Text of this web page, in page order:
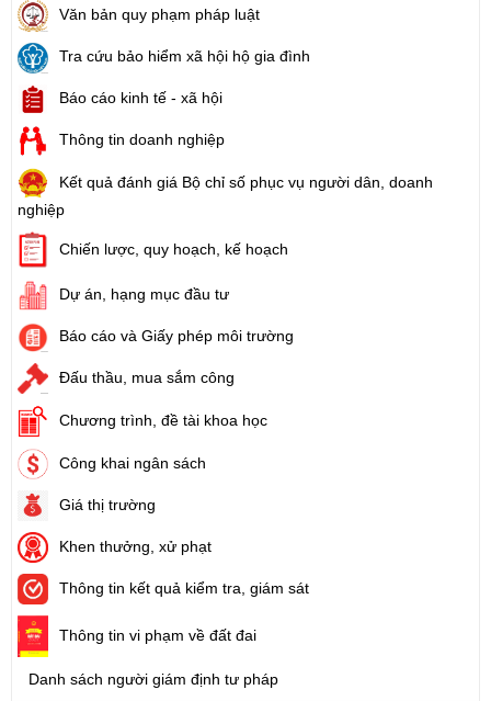
Văn bản quy phạm pháp luật
Tra cứu bảo hiểm xã hội hộ gia đình
Báo cáo kinh tế - xã hội
Thông tin doanh nghiệp
Kết quả đánh giá Bộ chỉ số phục vụ người dân, doanh
nghiệp
Chiến lược, quy hoạch, kế hoạch
Dự án, hạng mục đầu tư
Báo cáo và Giấy phép môi trường
Đấu thầu, mua sắm công
Chương trình, đề tài khoa học
Công khai ngân sách
Giá thị trường
Khen thưởng, xử phạt
Thông tin kết quả kiểm tra, giám sát
Thông tin vi phạm về đất đai
Danh sách người giám định tư pháp